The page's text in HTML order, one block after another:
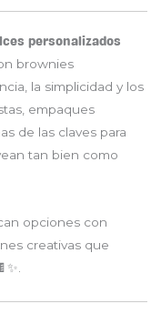
personalizados
brownies
la simplicidad y los
empaques
de las claves para
tan bien como
opciones con
creativas que